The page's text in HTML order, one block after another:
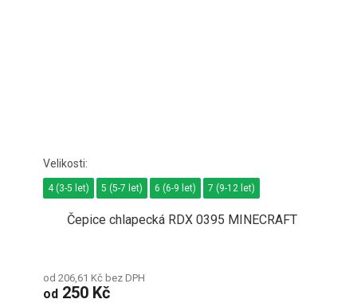
Čepice chlapecká RDX 0395 MINECRAFT
od 206,61 Kč bez DPH
od 250 Kč
4 (3-5 let) 5 (5-7 let) 6 (6-9 let) 7 (9-12 let)